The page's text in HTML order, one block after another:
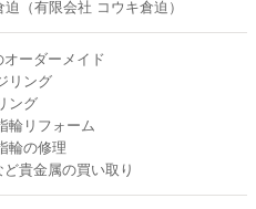
（有限会社 コウキ倉迫）
ーダーメイド
リング
ング
輪リフォーム
輪の修理
貴金属の買い取り